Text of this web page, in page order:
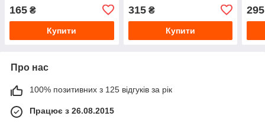
165 ₴
Купити
315₴
Купити
295
Про нас
100% позитивних з 125 відгуків за рік
Працює з 26.08.2015